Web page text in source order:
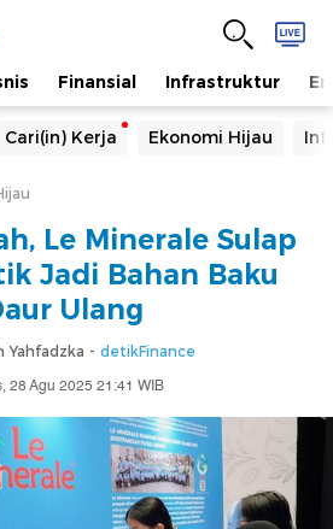
Finansial Infrastruktur
Cari(in) Kerja Ekonomi Hijau
Le Minerale Sulap
Jadi Bahan Baku
Ulang
Yahfadzka - detikFinance
28 Agu 2025 21:41 WIB